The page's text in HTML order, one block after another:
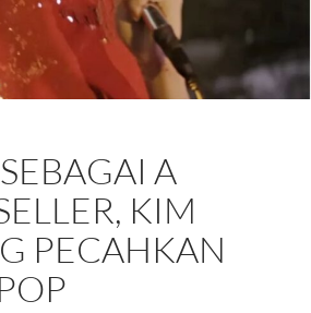
A
KIM
PECAHKAN